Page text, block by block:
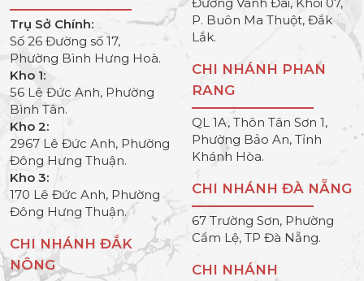
Trụ Sở Chính:
Số 26 Đường số 17,
Phường Bình Hưng Hoà.
Kho 1:
56 Lê Đức Anh, Phường
Bình Tân.
Kho 2:
2967 Lê Đức Anh, Phường
Đông Hưng Thuận.
Kho 3:
170 Lê Đức Anh, Phường
Đông Hưng Thuận.
CHI NHÁNH ĐẮK
NÔNG
P. Buôn Ma Thuột, Đắk
Lắk.
CHI NHÁNH PHAN
RANG
QL 1A, Thôn Tân Sơn 1,
Phường Bảo An, Tỉnh
Khánh Hòa.
CHI NHÁNH ĐÀ NẴNG
67 Trường Sơn, Phường
Cẩm Lệ, TP Đà Nẵng.
CHI NHÁNH